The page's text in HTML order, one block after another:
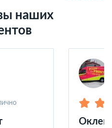
наших